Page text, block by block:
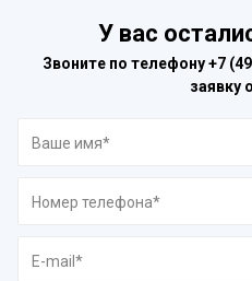
У вас
Звоните по телефону+7
заявку